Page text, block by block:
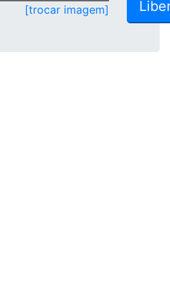
[trocar imagem]